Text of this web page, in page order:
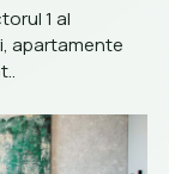
1 al
apartamente